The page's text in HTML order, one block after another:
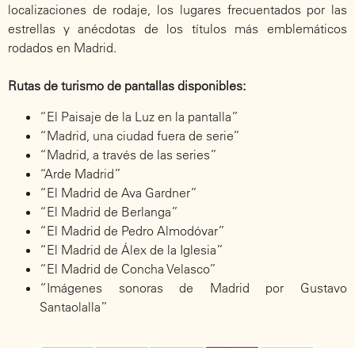
localizaciones de rodaje, los lugares frecuentados por las
estrellas y anécdotas de los títulos más emblemáticos
rodados en Madrid.
Rutas de turismo de pantallas disponibles:
“El Paisaje de la Luz en la pantalla”
“Madrid, una ciudad fuera de serie”
“Madrid, a través de las series”
“Arde Madrid”
“El Madrid de Ava Gardner”
“El Madrid de Berlanga”
“El Madrid de Pedro Almodóvar”
“El Madrid de Álex de la Iglesia”
“El Madrid de Concha Velasco”
“Imágenes sonoras de Madrid por Gustavo
Santaolalla”